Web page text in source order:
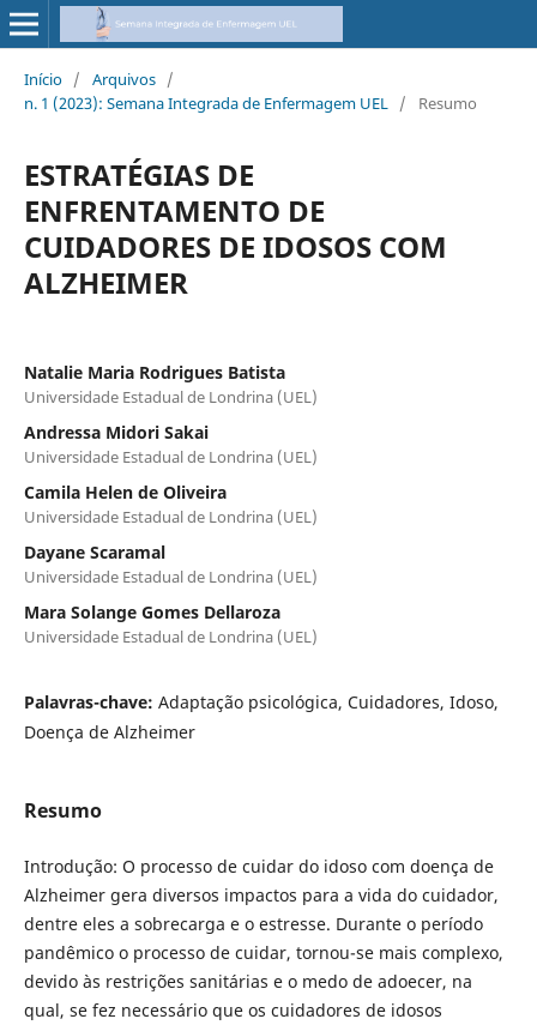
Início / Arquivos /
n. 1 (2023): Semana Integrada de Enfermagem UEL / Resumo
ESTRATÉGIAS DE
ENFRENTAMENTO DE
CUIDADORES DE IDOSOS COM
ALZHEIMER
Natalie Maria Rodrigues Batista
Universidade Estadual de Londrina (UEL)
Andressa Midori Sakai
Universidade Estadual de Londrina (UEL)
Camila Helen de Oliveira
Universidade Estadual de Londrina (UEL)
Dayane Scaramal
Universidade Estadual de Londrina (UEL)
Mara Solange Gomes Dellaroza
Universidade Estadual de Londrina (UEL)
Palavras-chave: Adaptação psicológica, Cuidadores, Idoso,
Doença de Alzheimer
Resumo
Introdução: O processo de cuidar do idoso com doença de
Alzheimer gera diversos impactos para a vida do cuidador,
dentre eles a sobrecarga e o estresse. Durante o período
pandêmico o processo de cuidar, tornou-se mais complexo,
devido às restrições sanitárias e o medo de adoecer, na
qual, se fez necessário que os cuidadores de idosos